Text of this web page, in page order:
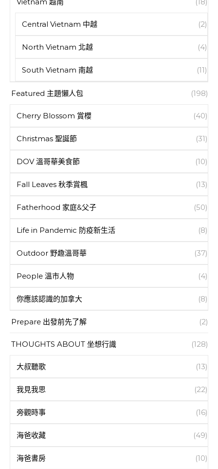
Central Vietnam 中越 (2)
North Vietnam 北越 (4)
South Vietnam 南越 (11)
Featured 主題懶人包 (198)
Cherry Blossom 賞櫻 (40)
Christmas 聖誕節 (31)
DOV 溫哥華美食節 (10)
Fall Leaves 秋季賞楓 (13)
Fatherhood 家庭&父子 (50)
Life in Pandemic 防疫新生活 (8)
Outdoor 野趣溫哥華 (37)
People 溫市人物 (4)
你應該認識的加拿大 (8)
Prepare 出發前先了解 (2)
THOUGHTS ABOUT 坐想行識 (128)
大叔聽歌 (13)
我見我思 (22)
旁觀時事 (16)
海爸收藏 (49)
海爸書房 (10)